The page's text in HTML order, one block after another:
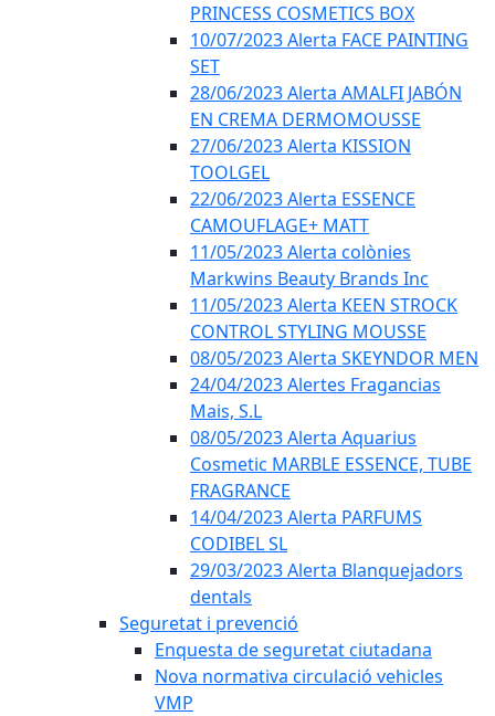
PRINCESS COSMETICS BOX
10/07/2023 Alerta FACE PAINTING
SET
28/06/2023 Alerta AMALFI JABÓN
EN CREMA DERMOMOUSSE
27/06/2023 Alerta KISSION
TOOLGEL
22/06/2023 Alerta ESSENCE
CAMOUFLAGE+ MATT
11/05/2023 Alerta colònies
Markwins Beauty Brands Inc
11/05/2023 Alerta KEEN STROCK
CONTROL STYLING MOUSSE
08/05/2023 Alerta SKEYNDOR MEN
24/04/2023 Alertes Fragancias
Mais, S.L
08/05/2023 Alerta Aquarius
Cosmetic MARBLE ESSENCE, TUBE
FRAGRANCE
14/04/2023 Alerta PARFUMS
CODIBEL SL
29/03/2023 Alerta Blanquejadors
dentals
Seguretat i prevenció
Enquesta de seguretat ciutadana
Nova normativa circulació vehicles
VMP